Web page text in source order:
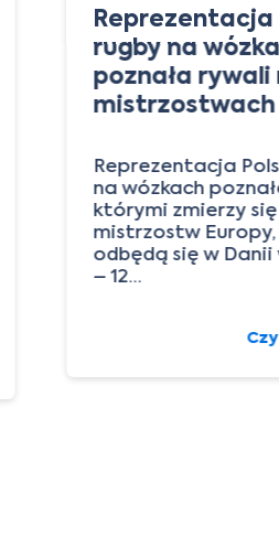
Reprezentacja
rugby na
poznała rywali
mistrzostwach
Reprezentacja
na wózkach
którymi zmierzy
mistrzostw
odbędą się w
– 12…